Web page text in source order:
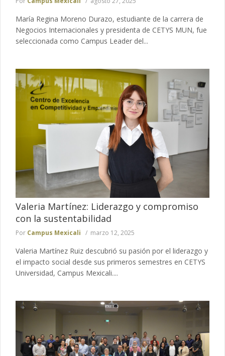
María Regina Moreno Durazo, estudiante de la carrera de
Negocios Internacionales y presidenta de CETYS MUN, fue
seleccionada como Campus Leader del...
Valeria Martínez: Liderazgo y compromiso
con la sustentabilidad
Por Campus Mexicali marzo 12, 2025
Valeria Martínez Ruiz descubrió su pasión por el liderazgo y
el impacto social desde sus primeros semestres en CETYS
Universidad, Campus Mexicali....